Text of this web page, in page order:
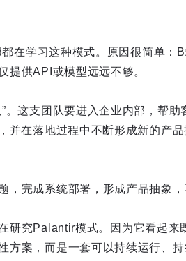
在学习这种模式。原因很简单：B
提供API或模型远远不够。
。这支团队要进入企业内部，帮
并在落地过程中不断形成新的产
完成系统部署，形成产品抽象，
研究Palantir模式。因为它看起来
方案，而是一套可以持续运行、